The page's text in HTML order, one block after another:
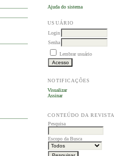
Ajuda do sistema
USUÁRIO
Login
Senha
Lembrar usuário
NOTIFICAÇÕES
Visualizar
Assinar
CONTEÚDO DA REVISTA
Pesquisa
Escopo da Busca